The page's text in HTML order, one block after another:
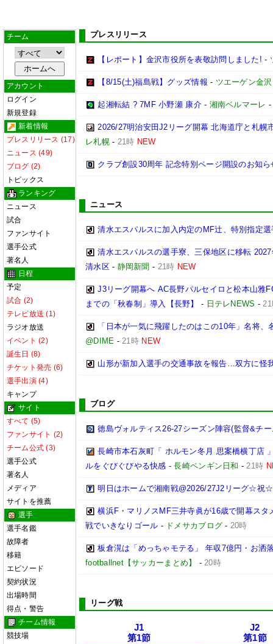
チーム
アカウント
ログイン
新規登録
新着情報
プレスリリース (17)
ニュース (49)
ブログ (2)
トピックス
ランキング
ニュース
試合
ファンサイト
選手公式
著名人
日程
予定
試合 (2)
テレビ放送 (1)
ラジオ放送
イベント (2)
誕生日 (8)
チケット発売 (6)
選手出演 (4)
キャンプ
サイト
すべて (5)
ファンサイト (2)
チーム公式 (3)
選手公式
著名人
メディア
サイトを推薦
選手
選手名鑑
故障者
移籍
エピソード
契約状況
出場時間
得点・警告
チーム情報
競技場
プレスリリース
【レポート】金沢市役所を表敬訪問しました! -
【8/15(土)福島戦】グッズ情報 - ツエーゲン金沢
起湘転結 ? 7MF 小野瀬 康介- 湘南ベルマーレ
2026/27明治安田J2リーグ開幕 北海道庁と札幌
レ札幌- 21時 NEW
クラブ創設30周年 記念特別ページ開設のお知ら
ニュース
清水エスパルスに加入内定のMF辻、特別指定
清水エスパルスの選手寮、三保地区に移転
清水区- 静岡新聞 - 21時 NEW
J3リーグ開幕へ AC長野パルセイロと松本山雅
までの「秋春制」導入【長野】
- 日テレNEWS -
「日本が一気に飛躍したのはこの10年」名将
@DIME -21時 NEW
山形が新加入選手の交通事故を報告…双方に怪
ブログ
徳島ヴォルティス26-27シーズン陣容(監督&チ
長崎市本石灰町「 ホルモン冬月 思案橋横丁店
ルをぐびぐびやる快感 -長崎ペンギン日和 -21時
明日はホームで湘南戦@2026/27J2リーグ☆
横浜F・マリノスMF三井寺眞が16歳で開幕ス
戦でいきなりゴール - ドメサカブログ - 20時
板倉滉は「めっちゃモテる」 年収7億円・お洒
footballnet【サッカーまとめ】
-20時
リーグ戦
J1
第1節
J2
第1節